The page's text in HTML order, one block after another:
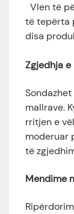
Vlen të
të tepërta
disa
Zgjedhja
mallrave.
rritjen e
moderuar
të
Mendime